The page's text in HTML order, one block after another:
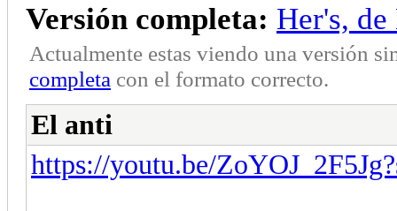
Versión completa: Her's,
Actualmente estas viendo una versión
completa con el formato correcto.
El anti
https://youtu.be/